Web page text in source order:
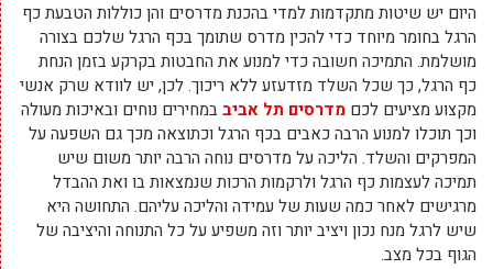
היום יש שיטות מתקדמות למדי בהכנת מדרסים והן כוללות הטבעת כף
הרגל בחומר מיוחד כדי להכין מדרס שתומך בכף הרגל שלכם בצורה
מושלמת. התמיכה חשובה כדי למנוע את החבטות בקרקע בזמן הנחת
כף הרגל, כך שכל השלד מזדעזע ללא ריכוך. לכן, יש לוודא שרק אנשי
מקצוע מציעים לכם מדרסים תל אביבבמחירים נוחים ובאיכות מעולה
וכך תוכלו למנוע הרבה כאבים בכף הרגל וכתוצאה מכך גם השפעה על
המפרקים והשלד. הליכה על מדרסים נוחה הרבה יותר משום שיש
תמיכה לעצמות כף הרגל ולרקמות הרכות שנמצאות בו ואת ההבדל
מרגישים לאחר כמה שעות של עמידה והליכה עליהם. התחושה היא
שיש לרגל מנח נכון ויציב יותר וזה משפיע על כל התנוחה והיציבה של
הגוף בכל מצב.